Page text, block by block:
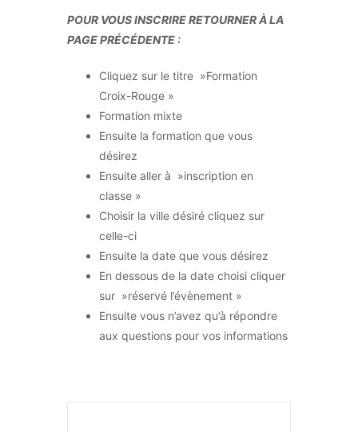
POUR VOUS INSCRIRE RETOURNER À LA
PAGE PRÉCÉDENTE :
Cliquez sur le titre »Formation
Croix-Rouge »
Formation mixte
Ensuite la formation que vous
désirez
Ensuite aller à »inscription en
classe »
Choisir la ville désiré cliquez sur
celle-ci
Ensuite la date que vous désirez
En dessous de la date choisi cliquer
sur »réservé l’évènement »
Ensuite vous n’avez qu’à répondre
aux questions pour vos informations